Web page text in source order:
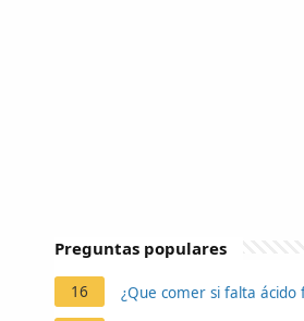
Preguntas populares
16 ¿Que comer si falta ácido